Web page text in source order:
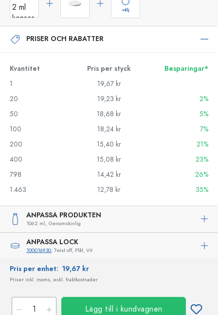
välj
PRISER OCH RABATTER
Kvantitet Pris per styck
Besparingar*
1
19,67 kr
20
19,23 kr
2%
50
18,68 kr
5%
100
18,24 kr
7%
200
15,40 kr
21%
400
15,08 kr
23%
798
14,42 kr
26%
1.463
12,78 kr 35%
ANPASSA PRODUKTEN
1062 ml, Genomskinlig
ANPASSA LOCK
100016930, Twist off, Plåt, Vit
Pris per enhet: 19,67 kr
Priser inkl. moms, exkl. fraktkostnader
Lägg till i kundvagnen